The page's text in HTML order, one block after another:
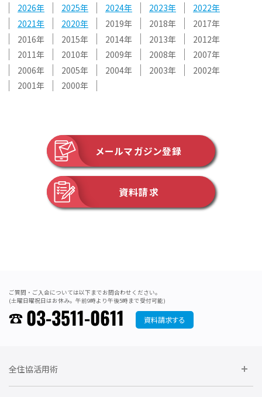
2026 2025 2024 2023
2022
2021
2020 2019 2018
2017
2016
2015 2014 2013
2012
2011
2010 2009 2008
2007
2006
2005 2004 2003
2002
2001
2000
メールマガジン登録
資料請求
ご質問・ご入会については以下までお問合わせください。
(土曜日曜祝日はお休み。午前9時より午後5時まで受付可能)
03-3511-0611 資料請求する
全住協活用術